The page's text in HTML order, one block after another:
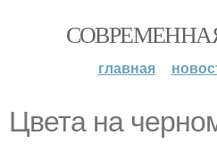
главная
Цвета на